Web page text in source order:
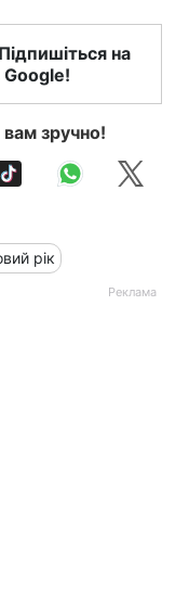
на
Google!
зручно!
рік